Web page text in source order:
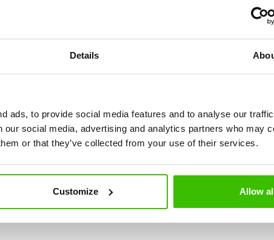
Details
ads, to provide social media features and to analyse our
our social media, advertising and analytics partners who may
or that they’ve collected from your use of their services.
Customize Allow
4-6 éves
az atlétika, torna, mozgásos játékok és a sportmotiváció
és
2 képzett edző
matricákkal